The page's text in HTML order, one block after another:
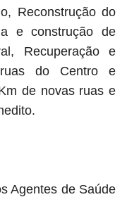
Reconstrução do
e construção de
Recuperação e
ruas do Centro e
de novas ruas e
Agentes de Saúde